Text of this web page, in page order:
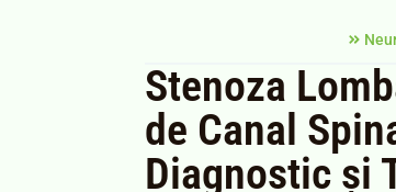
Stenoza
de Canal
Diagnostic și